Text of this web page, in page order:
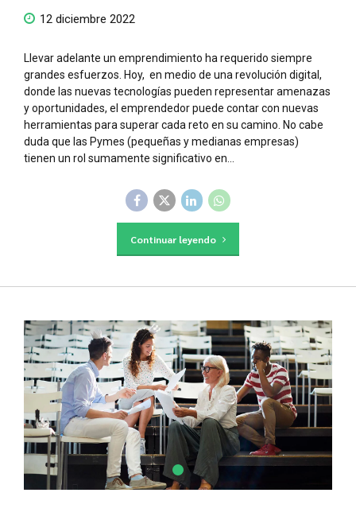
12 diciembre 2022
Llevar adelante un emprendimiento ha requerido siempre
grandes esfuerzos. Hoy, en medio de una revolución digital,
donde las nuevas tecnologías pueden representar amenazas
y oportunidades, el emprendedor puede contar con nuevas
herramientas para superar cada reto en su camino. No cabe
duda que las Pymes (pequeñas y medianas empresas)
tienen un rol sumamente significativo en...
Continuar leyendo